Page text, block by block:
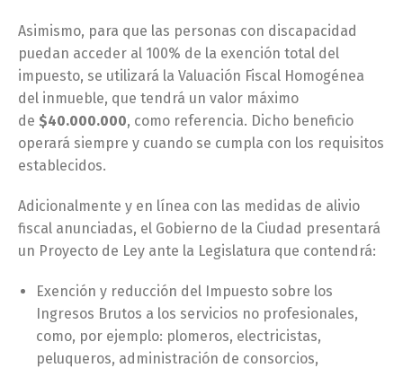
Asimismo, para que las personas con discapacidad
puedan acceder al 100% de la exención total del
impuesto, se utilizará la Valuación Fiscal Homogénea
del inmueble, que tendrá un valor máximo
de $40.000.000, como referencia. Dicho beneficio
operará siempre y cuando se cumpla con los requisitos
establecidos.
Adicionalmente y en línea con las medidas de alivio
fiscal anunciadas, el Gobierno de la Ciudad presentará
un Proyecto de Ley ante la Legislatura que contendrá:
Exención y reducción del Impuesto sobre los
Ingresos Brutos a los servicios no profesionales,
como, por ejemplo: plomeros, electricistas,
peluqueros, administración de consorcios,